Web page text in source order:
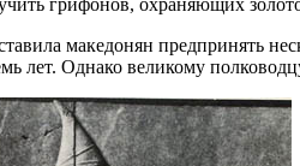
грифонов, охраняющих
македонян предпринять
лет. Однако великому